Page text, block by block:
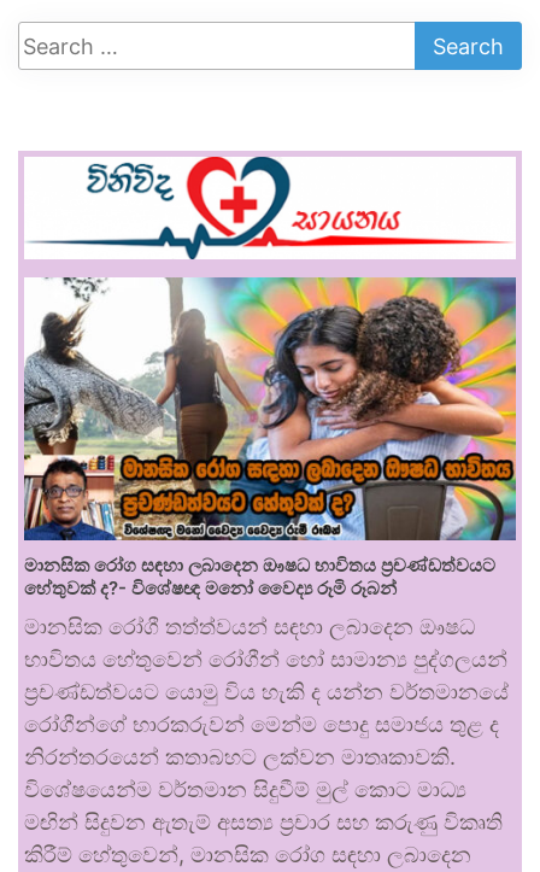
මානසික රෝග සඳහා ලබාදෙන ඖෂධ භාවිතය ප්‍රචණ්ඩත්වයට
හේතුවක් ද?- විශේෂඥ මනෝ වෛද්‍ය රූමි රූබන්
මානසික රෝගී තත්ත්වයන් සඳහා ලබාදෙන ඖෂධ
භාවිතය හේතුවෙන් රෝගීන් හෝ සාමාන්‍ය පුද්ගලයන්
ප්‍රචණ්ඩත්වයට යොමු විය හැකි ද යන්න වර්තමානයේ
රෝගීන්ගේ භාරකරුවන් මෙන්ම පොදු සමාජය තුළ ද
නිරන්තරයෙන් කතාබහට ලක්වන මාතෘකාවකි.
විශේෂයෙන්ම වර්තමාන සිදුවීම් මුල් කොට මාධ්‍ය
මඟින් සිදුවන ඇතැම් අසත්‍ය ප්‍රචාර සහ කරුණු විකෘති
කිරීම් හේතුවෙන්, මානසික රෝග සඳහා ලබාදෙන